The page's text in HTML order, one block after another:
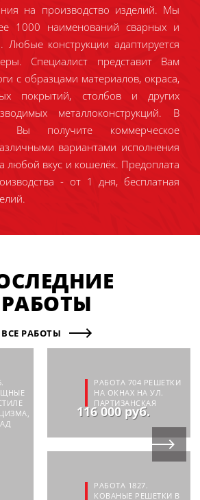
на производство изделий. Мы
1000 наименований сварных и
Любые конструкции адаптируется
Специалист представит Вам
с образцами материалов, окраса,
покрытий, столбов и других
металлоконструкций. В
Вы получите коммерческое
вариантами исполнения
любой вкус и кошелёк. Предоплата
- от 1 дня, бесплатная
РАБОТЫ
ВСЕ РАБОТЫ
РАБОТА 704 РЕШЕТКИ
НА ОКНАХ НА УЛ.
ПАРТИЗАНСКАЯ
116 000 руб.
РАБОТА 1827.
КОВАНЫЕ РЕШЕТКИ В